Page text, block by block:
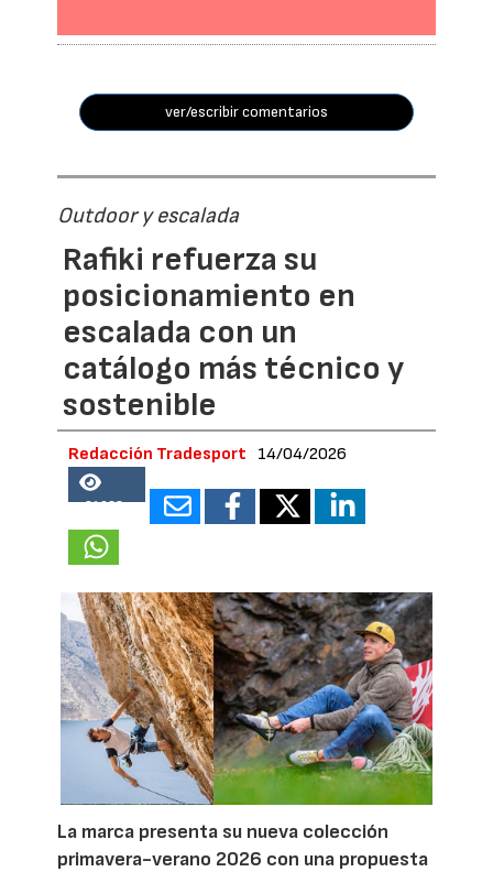
ver/escribir comentarios
Outdoor y escalada
Rafiki refuerza su
posicionamiento en
escalada con un
catálogo más técnico y
sostenible
Redacción Tradesport 14/04/2026
21628
La marca presenta su nueva colección
primavera-verano 2026 con una propuesta